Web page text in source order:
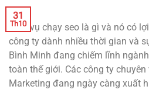
31
Th10
Dịch vụ chạy seo là gì và nó có
công ty dành nhiều thời gian và
Bình Minh đang chiếm lĩnh
toàn thế giới. Các công ty
Marketing đang ngày càng xuất